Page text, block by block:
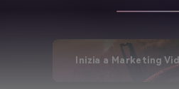
Inizia a Marketing